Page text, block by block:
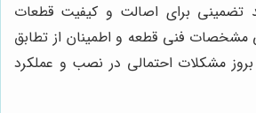
تضمینی برای اصالت و کیفیت قطعات
مشخصات فنی قطعه و اطمینان از تطابق
بروز مشکلات احتمالی در نصب و عملکرد